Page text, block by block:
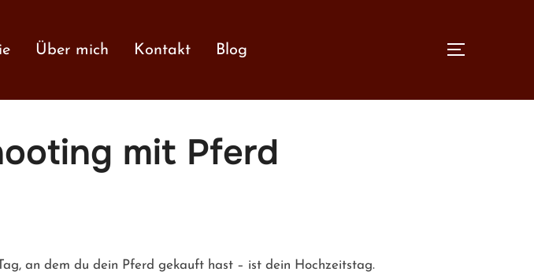
Über mich Kontakt Blog
mit Pferd
an dem du dein Pferd gekauft hast – ist dein Hochzeitstag.